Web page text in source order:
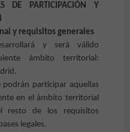
DE PARTICIPACIÓN Y
y requisitos generales
y será válido
ámbito territorial:
podrán participar aquellas
en el ámbito territorial
resto de los requisitos
legales.